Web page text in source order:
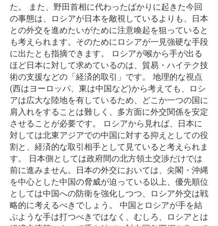
た。 また、野田首相に代わったばかりに起きた今回
の事態は、ロシアが日本を敵視しているよりも、日本
との外交を進めたいがために注意喚起を狙っていると
も考えられます。そのためにロシアが一見強硬な手段
に出たとも指摘できます。 ロシアが喉から手が出る
ほど日本に対して求めているのは、貿易・ハイテク技
術の支援などの「経済的取引」です。 地理的な視点
(西はヨーロッパ、東は中国など)から考えても、ロシ
アは広大な陸地を有しているため、どこか一つの国に
肩入れをすることは難しく、多方面に外交関係を安定
させることが必要です。 ロシアから見れば、日本に
対しては北東アジアでの中国に対する抑えとしての役
割と、経済的な取引相手として見ていると考えられま
す。 日本側としては政府間の北方領土交渉だけでは
前に進みません。日本の外交においては、尖閣・沖縄
を中心とした中国の脅威が迫っている以上、優先順位
としては中国への防衛を強化しつつ、ロシア外交は戦
略的に考えるべきでしょう。 中国とロシアが手を結
ぶような手は打つべきではなく、むしろ、ロシアとは